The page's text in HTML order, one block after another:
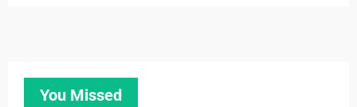
You Missed